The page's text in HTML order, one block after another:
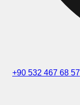
+90 532 467 68 57